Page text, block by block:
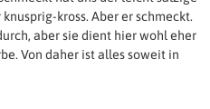
kross. Aber er schmeckt.
aber sie dient hier wohl eher
Von daher ist alles soweit in